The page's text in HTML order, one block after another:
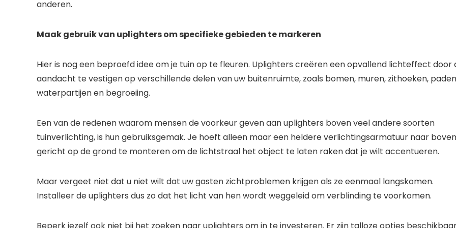
anderen.
Maak gebruik van uplighters om specifieke gebieden te markeren
Hier is nog een beproefd idee om je tuin op te fleuren. Uplighters creëren een opvallend lichteffect door
aandacht te vestigen op verschillende delen van uw buitenruimte, zoals bomen, muren, zithoeken,
waterpartijen en begroeiing.
Een van de redenen waarom mensen de voorkeur geven aan uplighters boven veel andere soorten
tuinverlichting, is hun gebruiksgemak. Je hoeft alleen maar een heldere verlichtingsarmatuur naar boven
gericht op de grond te monteren om de lichtstraal het object te laten raken dat je wilt accentueren.
Maar vergeet niet dat u niet wilt dat uw gasten zichtproblemen krijgen als ze eenmaal langskomen.
Installeer de uplighters dus zo dat het licht van hen wordt weggeleid om verblinding te voorkomen.